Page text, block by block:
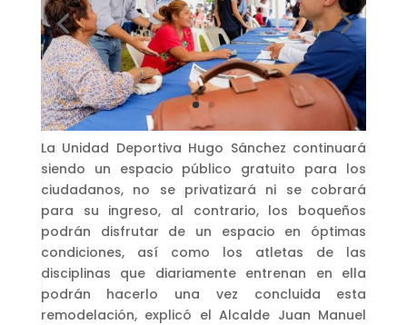
La Unidad Deportiva Hugo Sánchez continuará
siendo un espacio público gratuito para los
ciudadanos, no se privatizará ni se cobrará
para su ingreso, al contrario, los boqueños
podrán disfrutar de un espacio en óptimas
condiciones, así como los atletas de las
disciplinas que diariamente entrenan en ella
podrán hacerlo una vez concluida esta
remodelación, explicó el Alcalde Juan Manuel